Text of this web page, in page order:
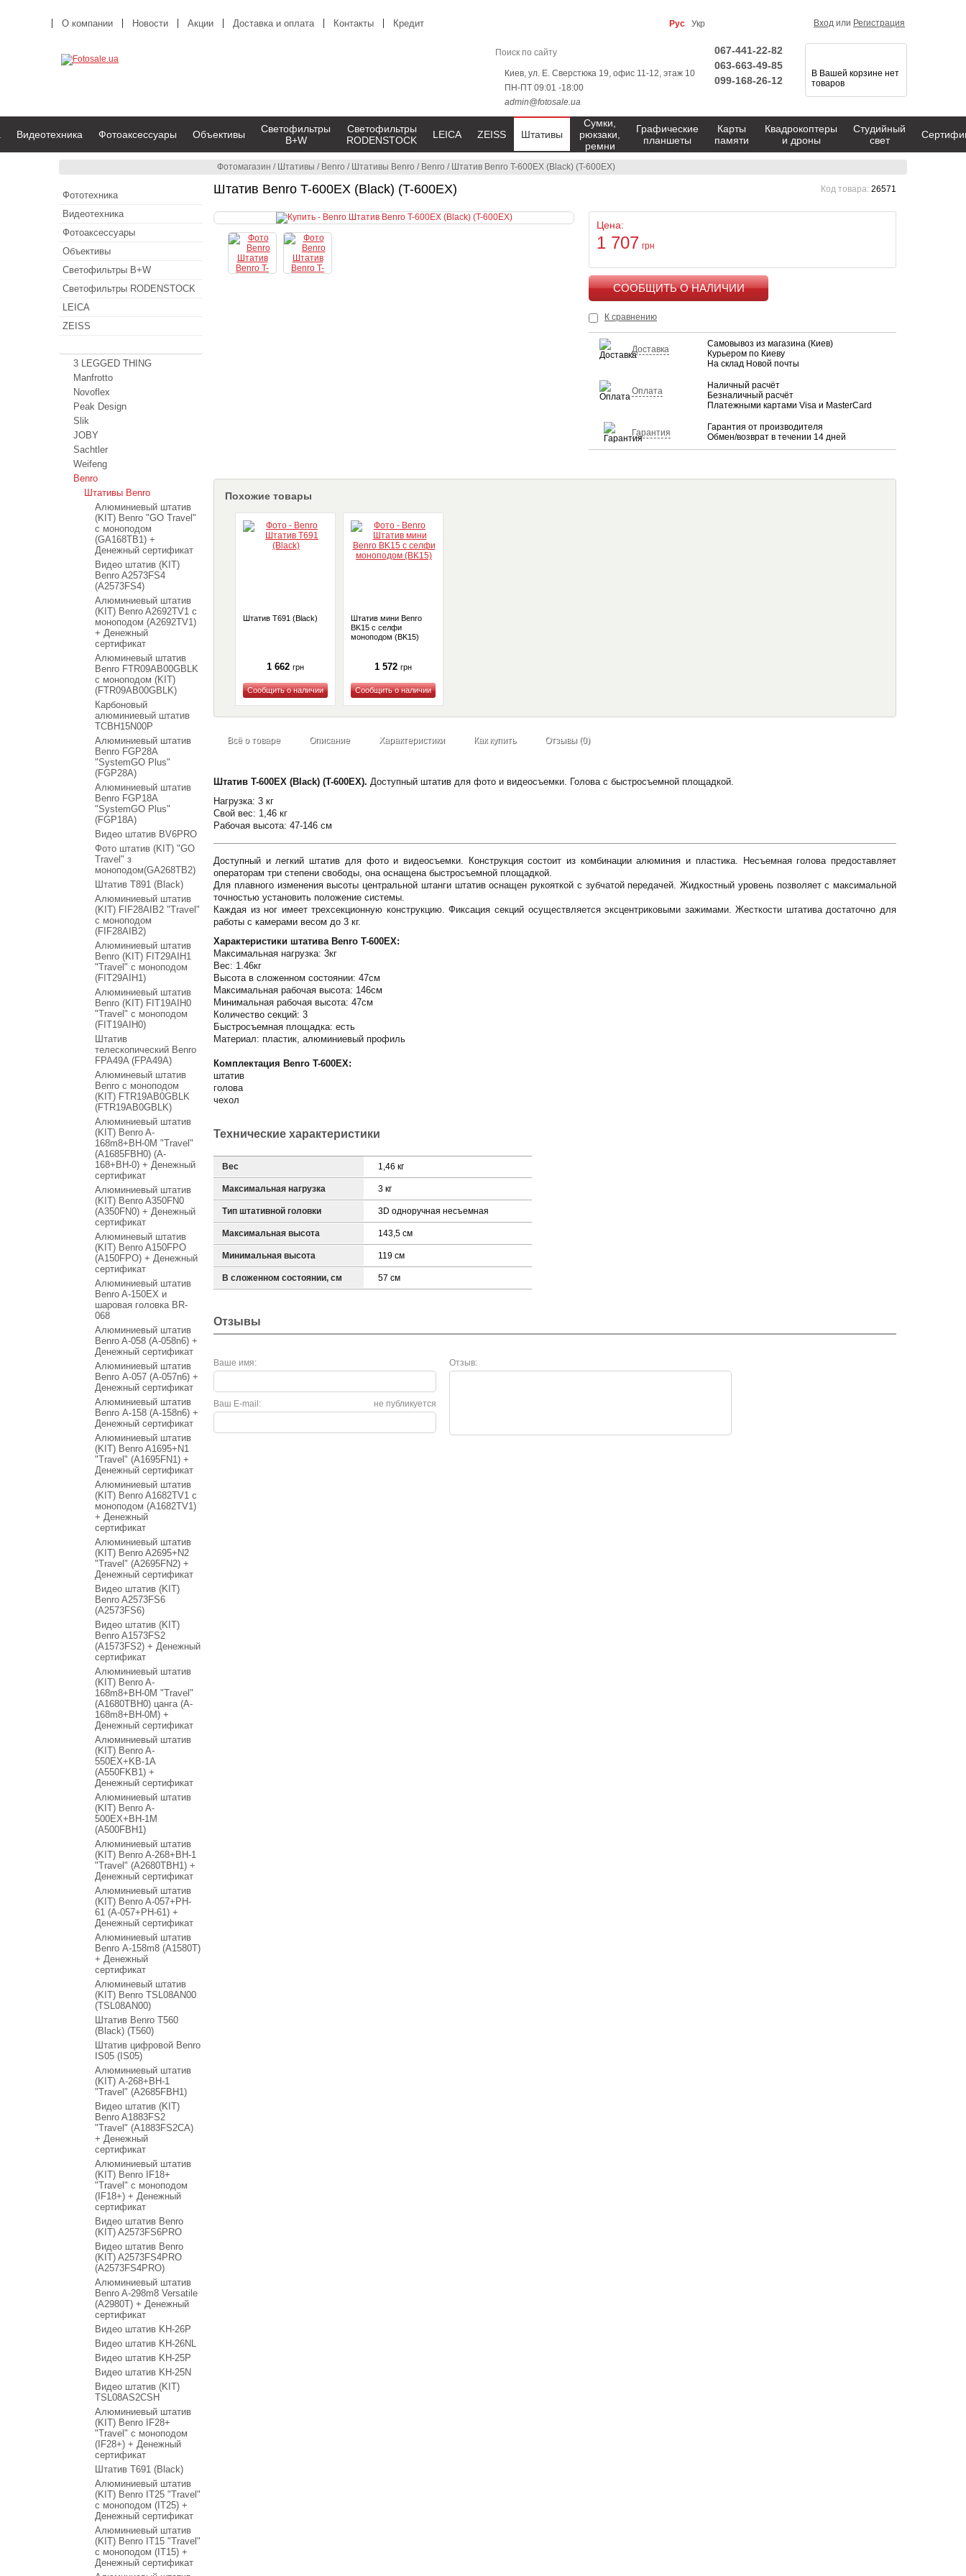
Фотомагазин / Штативы / Benro / Штативы Benro / Benro / Штатив Benro T-600EX (Black) (T-600EX)
Штатив Benro T-600EX (Black) (T-600EX) Код товара: 26571
Цена:
1 707 грн
К сравнению
Доставка
Самовывоз из магазина (Киев)
Курьером по Киеву
На склад Новой почты
Оплата
Наличный расчёт
Безналичный расчёт
Платежными картами Visa и MasterCard
Гарантия
Гарантия от производителя
Обмен/возврат в течении 14 дней
Похожие товары
Штатив T691 (Black)
1 662 грн
Купить
Штатив мини Benro
BK15 с селфи
моноподом (BK15)
1 572 грн
Купить
Всё о товаре Описание Характеристики Как купить Отзывы (0)
Штатив T-600EX (Black) (T-600EX). Доступный штатив для фото и видеосъемки. Голова с быстросъемной площадкой.
Нагрузка: 3 кг
Свой вес: 1,46 кг
Рабочая высота: 47-146 см
Доступный и легкий штатив для фото и видеосъемки. Конструкция состоит из комбинации алюминия и пластика. Несъемная голова предоставляет
операторам три степени свободы, она оснащена быстросъемной площадкой.
Для плавного изменения высоты центральной штанги штатив оснащен рукояткой с зубчатой передачей. Жидкостный уровень позволяет с максимальной
точностью установить положение системы.
Каждая из ног имеет трехсекционную конструкцию. Фиксация секций осуществляется эксцентриковыми зажимами. Жесткости штатива достаточно для
работы с камерами весом до 3 кг.
Характеристики штатива Benro T-600EX:
Максимальная нагрузка: 3кг
Вес: 1.46кг
Высота в сложенном состоянии: 47см
Максимальная рабочая высота: 146см
Минимальная рабочая высота: 47см
Количество секций: 3
Быстросъемная площадка: есть
Материал: пластик, алюминиевый профиль
Комплектация Benro T-600EX:
штатив
голова
чехол
Технические характеристики
Вес 1,46 кг
Максимальная нагрузка 3 кг
Тип штативной головки 3D одноручная несъемная
Максимальная высота 143,5 см
Минимальная высота 119 см
В сложенном состоянии, см 57 см
Отзывы
Ваше имя: Отзыв:
не публикуется
Ваш E-mail:
О компании Новости Акции Доставка и оплата Контакты Кредит Рус Укр Вход или Регистрация
Киев, ул. Е. Сверстюка 19, офис 11-12, этаж 10
ПН-ПТ 09:01 -18:00
admin@fotosale.ua
067-441-22-82
063-663-49-85
099-168-26-12
В Вашей корзине нет
товаров
Видеотехника Фотоаксессуары Объективы
Светофильтры
B+W
Светофильтры
RODENSTOCK
LEICA ZEISS Штативы
Сумки,
рюкзаки,
ремни
Графические
планшеты
Карты
памяти
Квадрокоптеры
и дроны
Студийный
свет
Фототехника
Видеотехника
Фотоаксессуары
Объективы
Светофильтры B+W
Светофильтры RODENSTOCK
LEICA
ZEISS
3 LEGGED THING
Manfrotto
Novoflex
Peak Design
Slik
JOBY
Sachtler
Weifeng
Benro
Штативы Benro
Алюминиевый штатив
(KIT) Benro "GO Travel"
с моноподом
(GA168TB1) +
Денежный сертификат
Видео штатив (KIT)
Benro A2573FS4
(A2573FS4)
Алюминиевый штатив
(KIT) Benro A2692TV1 с
моноподом (A2692TV1)
+ Денежный
сертификат
Алюминевый штатив
Benro FTR09AB00GBLK
с моноподом (KIT)
(FTR09AB00GBLK)
Карбоновый
алюминиевый штатив
TCBH15N00P
Алюминиевый штатив
Benro FGP28A
"SystemGO Plus"
(FGP28A)
Алюминиевый штатив
Benro FGP18A
"SystemGO Plus"
(FGP18A)
Видео штатив BV6PRO
Фото штатив (KIT) "GO
Travel" з
моноподом(GA268TB2)
Штатив T891 (Black)
Алюминиевый штатив
(KIT) FIF28AIB2 "Travel"
с моноподом
(FIF28AIB2)
Алюминиевый штатив
Benro (KIT) FIT29AIH1
"Travel" с моноподом
(FIT29AIH1)
Алюминиевый штатив
Benro (KIT) FIT19AIH0
"Travel" с моноподом
(FIT19AIH0)
Штатив
телескопический Benro
FPA49A (FPA49A)
Алюминевый штатив
Benro с моноподом
(KIT) FTR19AB0GBLK
(FTR19AB0GBLK)
Алюминиевый штатив
(KIT) Benro A-
168m8+BH-0M "Travel"
(A1685FBH0) (A-
168+BH-0) + Денежный
сертификат
Алюминиевый штатив
(KIT) Benro A350FN0
(A350FN0) + Денежный
сертификат
Алюминевый штатив
(KIT) Benro A150FPO
(A150FPO) + Денежный
сертификат
Алюминиевый штатив
Benro A-150EX и
шаровая головка BR-
068
Алюминиевый штатив
Benro A-058 (A-058n6) +
Денежный сертификат
Алюминиевый штатив
Benro А-057 (A-057n6) +
Денежный сертификат
Алюминиевый штатив
Benro А-158 (A-158n6) +
Денежный сертификат
Алюминиевый штатив
(KIT) Benro A1695+N1
"Travel" (A1695FN1) +
Денежный сертификат
Алюминиевый штатив
(KIT) Benro A1682TV1 с
моноподом (A1682TV1)
+ Денежный
сертификат
Алюминиевый штатив
(KIT) Benro A2695+N2
"Travel" (A2695FN2) +
Денежный сертификат
Видео штатив (KIT)
Benro A2573FS6
(A2573FS6)
Видео штатив (KIT)
Benro A1573FS2
(A1573FS2) + Денежный
сертификат
Алюминиевый штатив
(KIT) Benro A-
168m8+BH-0M "Travel"
(A1680TBH0) цанга (A-
168m8+BH-0M) +
Денежный сертификат
Алюминиевый штатив
(KIT) Benro A-
550EX+KB-1A
(A550FKB1) +
Денежный сертификат
Алюминиевый штатив
(KIT) Benro A-
500EX+BH-1M
(A500FBH1)
Алюминиевый штатив
(KIT) Benro A-268+BH-1
"Travel" (A2680TBH1) +
Денежный сертификат
Алюминиевый штатив
(KIT) Benro A-057+PH-
61 (A-057+PH-61) +
Денежный сертификат
Алюминиевый штатив
Benro А-158m8 (А1580T)
+ Денежный
сертификат
Алюминевый штатив
(KIT) Benro TSL08AN00
(TSL08AN00)
Штатив Benro T560
(Black) (T560)
Штатив цифровой Benro
IS05 (IS05)
Алюминиевый штатив
(KIT) A-268+BH-1
"Travel" (A2685FBH1)
Видео штатив (KIT)
Benro A1883FS2
"Travel" (A1883FS2CA)
+ Денежный
сертификат
Алюминиевый штатив
(KIT) Benro IF18+
"Travel" с моноподом
(IF18+) + Денежный
сертификат
Видео штатив Benro
(KIT) A2573FS6PRO
Видео штатив Benro
(KIT) A2573FS4PRO
(A2573FS4PRO)
Алюминиевый штатив
Benro A-298m8 Versatile
(A2980T) + Денежный
сертификат
Видео штатив KH-26P
Видео штатив KH-26NL
Видео штатив KH-25P
Видео штатив KH-25N
Видео штатив (KIT)
TSL08AS2CSH
Алюминиевый штатив
(KIT) Benro IF28+
"Travel" с моноподом
(IF28+) + Денежный
сертификат
Штатив T691 (Black)
Алюминиевый штатив
(KIT) Benro IT25 "Travel"
с моноподом (IT25) +
Денежный сертификат
Алюминиевый штатив
(KIT) Benro IT15 "Travel"
с моноподом (IT15) +
Денежный сертификат